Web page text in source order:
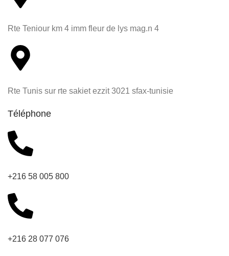
Rte Teniour km 4 imm fleur de lys mag.n 4
Rte Tunis sur rte sakiet ezzit 3021 sfax-tunisie
Téléphone
+216 58 005 800
+216 28 077 076